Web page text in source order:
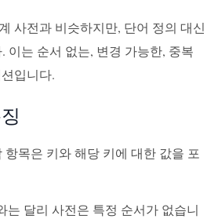
사전과 비슷하지만, 단어 정의 대신
이는 순서 없는, 변경 가능한, 중복
입니다.
항목은 키와 해당 키에 대한 값을 포
는 달리 사전은 특정 순서가 없습니